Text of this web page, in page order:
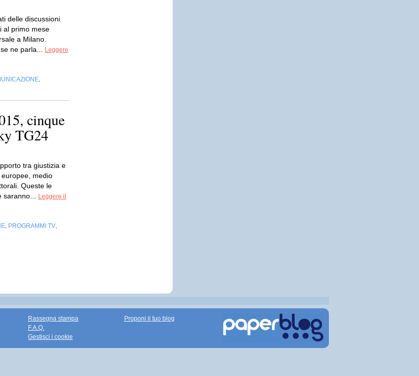
delle discussioni
al primo mese
a Milano.
ne parla...
Leggere
cinque
TG24
tra giustizia e
medio
Queste le
saranno...
Leggere il
PROGRAMMI TV
Rassegna stampa
F.A.Q.
Gestisci i cookie
Proponi il tuo blog